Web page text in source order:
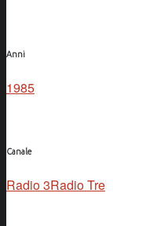
Anni
1985
Canale
Radio 3Radio Tre